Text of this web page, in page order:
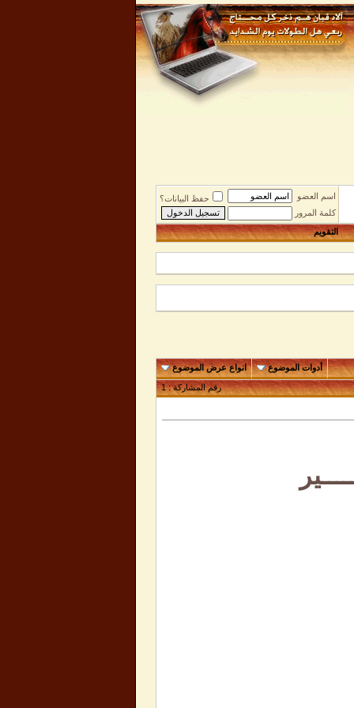
اسم العضو
حفظ البيانات؟
كلمة المرور
التقويم
أدوات الموضوع انواع عرض الموضوع
رقم المشاركة :1